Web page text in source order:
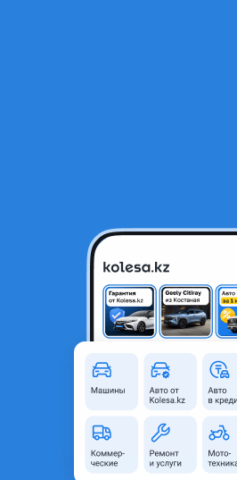
Volkswagen Passat 2007 года
Объявление находится в архиве и